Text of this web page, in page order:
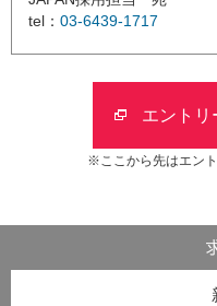
tel： 03-6439-1717
エントリ
※ここから先はエン